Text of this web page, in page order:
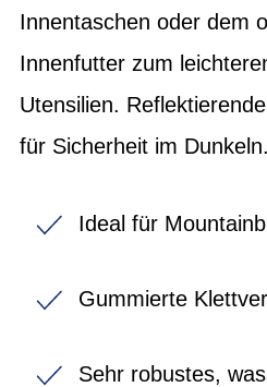
Innentaschen oder dem
Innenfutter zum
Utensilien.
für Sicherheit im Dunkeln.
Ideal für
Gummierte
Sehr robustes,